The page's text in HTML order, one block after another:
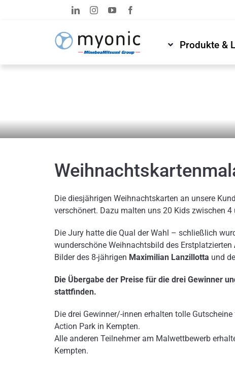
Produkte &
Die diesjährigen Weihnachtskarten an unsere
verschönert. Dazu malten uns 20 Kids zwischen
Die Jury hatte die Qual der Wahl – schließlich
wunderschöne Weihnachtsbild des Erstplatzierten
Bilder des 8-jährigen Maximilian Lanzillotta und
Die Übergabe der Preise für die drei Gewinner
stattfinden.
Die drei Gewinner/-innen erhalten tolle
Action Park in Kempten.
Alle anderen Teilnehmer am Malwettbewerb
Kempten.